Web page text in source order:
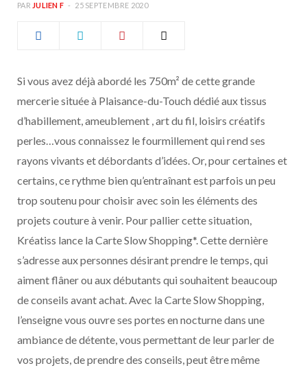
o
k
r
PAR JULIEN F 25 SEPTEMBRE 2020
Si vous avez déjà abordé les 750m² de cette grande
mercerie située à Plaisance-du-Touch dédié aux tissus
d’habillement, ameublement , art du fil, loisirs créatifs
perles…vous connaissez le fourmillement qui rend ses
rayons vivants et débordants d’idées. Or, pour certaines et
certains, ce rythme bien qu’entraînant est parfois un peu
trop soutenu pour choisir avec soin les éléments des
projets couture à venir. Pour pallier cette situation,
Kréatiss lance la Carte Slow Shopping*. Cette dernière
s’adresse aux personnes désirant prendre le temps, qui
aiment flâner ou aux débutants qui souhaitent beaucoup
de conseils avant achat. Avec la Carte Slow Shopping,
l’enseigne vous ouvre ses portes en nocturne dans une
ambiance de détente, vous permettant de leur parler de
vos projets, de prendre des conseils, peut être même